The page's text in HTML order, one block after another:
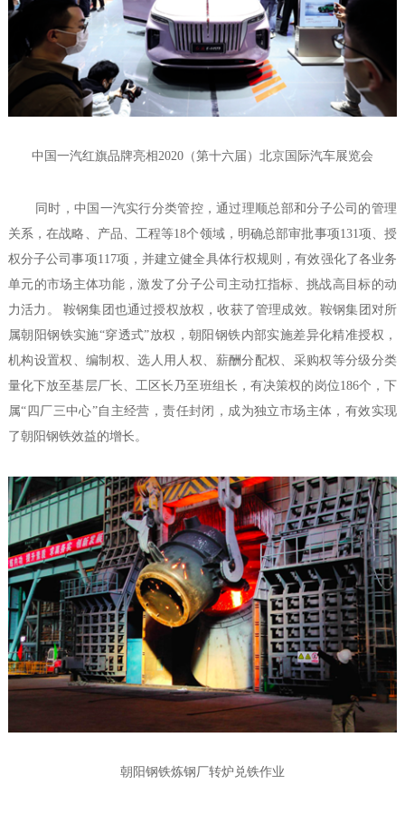
中国一汽红旗品牌亮相2020（第十六届）北京国际汽车展览会
同时，中国一汽实行分类管控，通过理顺总部和分子公司的管理
关系，在战略、产品、工程等18个领域，明确总部审批事项131项、授
权分子公司事项117项，并建立健全具体行权规则，有效强化了各业务
单元的市场主体功能，激发了分子公司主动扛指标、挑战高目标的动
力活力。 鞍钢集团也通过授权放权，收获了管理成效。鞍钢集团对所
属朝阳钢铁实施“穿透式”放权，朝阳钢铁内部实施差异化精准授权，
机构设置权、编制权、选人用人权、薪酬分配权、采购权等分级分类
量化下放至基层厂长、工区长乃至班组长，有决策权的岗位186个，下
属“四厂三中心”自主经营，责任封闭，成为独立市场主体，有效实现
了朝阳钢铁效益的增长。
朝阳钢铁炼钢厂转炉兑铁作业